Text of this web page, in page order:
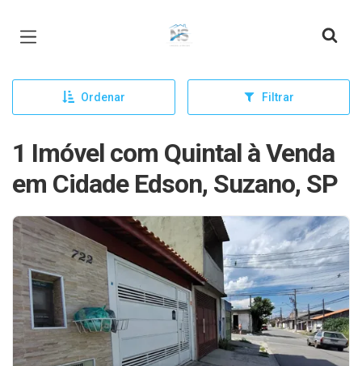
Página inicial
Ordenar Filtrar
1 Imóvel com Quintal à Venda
em Cidade Edson, Suzano, SP